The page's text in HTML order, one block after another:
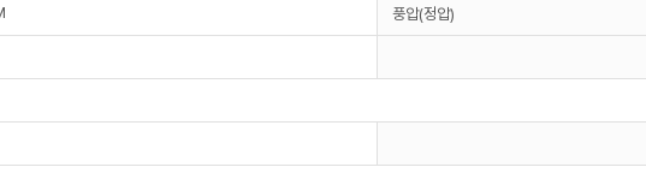
풍압(정압)